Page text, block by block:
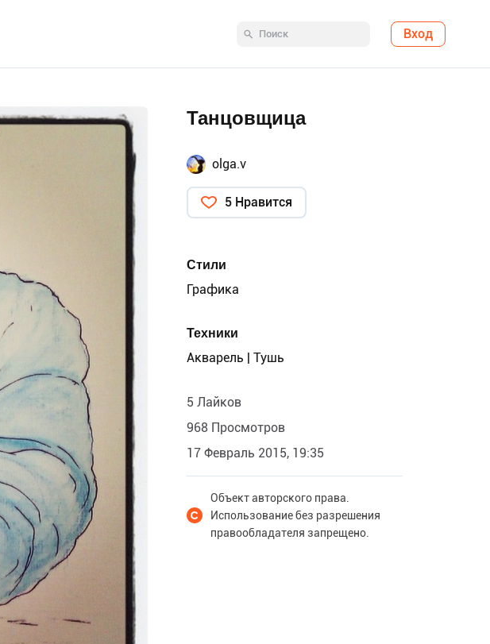
Вход
Танцовщица
olga.v
5 Нравится
Стили
Графика
Техники
Акварель | Тушь
5 Лайков
968 Просмотров
17 Февраль 2015, 19:35
Объект авторского права.
Использование без разрешения
правообладателя запрещено.